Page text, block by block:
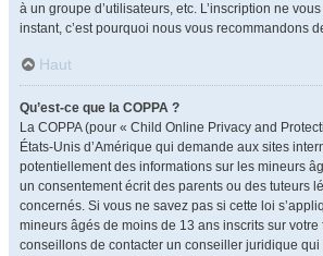
à un groupe d’utilisateurs, etc. L’inscription ne
instant, c’est pourquoi nous vous recommandons
Haut
Qu’est-ce que la COPPA ?
La COPPA (pour « Child Online Privacy and
États-Unis d’Amérique qui demande aux sites
potentiellement des informations sur les mineurs
un consentement écrit des parents ou des tuteurs
concernés. Si vous ne savez pas si cette loi
mineurs âgés de moins de 13 ans inscrits sur votre
conseillons de contacter un conseiller juridique